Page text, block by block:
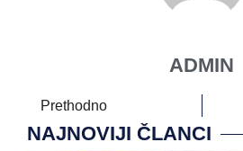
ADMIN
Prethodno
NAJNOVIJI ČLANCI